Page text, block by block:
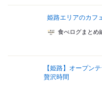
姫路エリアのカフ
食べログまとめ
【姫路】オープン
贅沢時間